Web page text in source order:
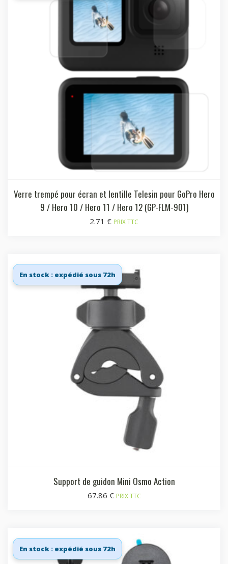
Verre trempé pour écran et lentille Telesin pour GoPro Hero
9 / Hero 10 / Hero 11 / Hero 12 (GP-FLM-901)
2.71 € PRIX TTC
En stock : expédié sous 72h
Support de guidon Mini Osmo Action
67.86 € PRIX TTC
En stock : expédié sous 72h